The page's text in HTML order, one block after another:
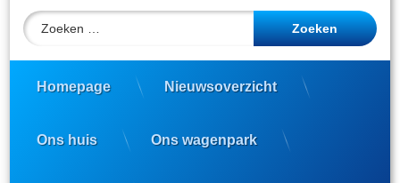
Zoeken naar:
Homepage Nieuwsoverzicht
Ons huis Ons wagenpark